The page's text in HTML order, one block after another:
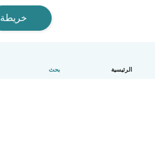
الرئيسية بحث
خريطة